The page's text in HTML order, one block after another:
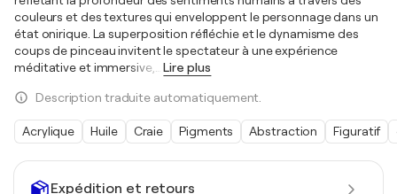
Expédition et retours
couleurs et des textures qui enveloppent le personnage dans un
état onirique. La superposition réfléchie et le dynamisme des
coups de pinceau invitent le spectateur à une expérience
méditative et immersive,
Lire plus
Description traduite automatiquement.
Acrylique Huile Craie Pigments Abstraction Figuratif